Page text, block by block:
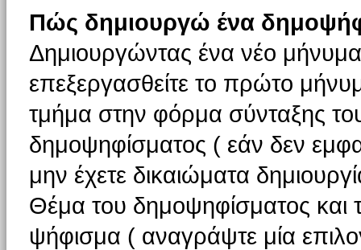
Πώς δημιουργώ ένα
Δημιουργώντας ένα νέο
επεξεργασθείτε το πρώτο
τμήμα στην φόρμα σύνταξης
δημοψηφίσματος ( εάν δεν
μην έχετε δικαιώματα
Θέμα του δημοψηφίσματος και
ψήφισμα ( αναγράψτε μία